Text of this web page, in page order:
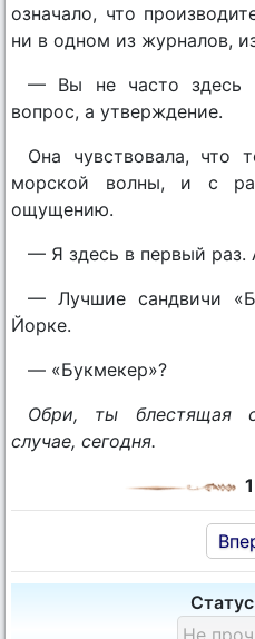
означало, что
ни в одном из журналов,
— Вы не часто здесь
вопрос, а утверждение.
Она чувствовала, что
морской волны, и с
ощущению.
— Я здесь в первый раз.
— Лучшие сандвичи
Йорке.
— «Букмекер»?
Обри, ты блестящая
случае, сегодня.
1